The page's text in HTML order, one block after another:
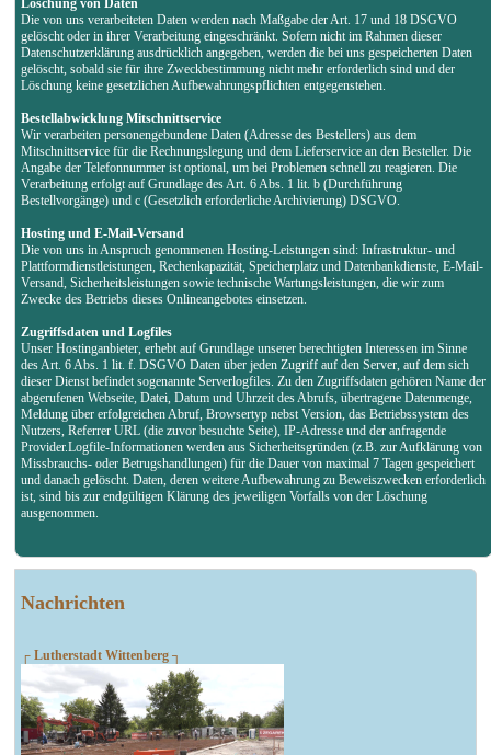
Nachrichten
┌ Lutherstadt Wittenberg ┐
Löschung von Daten
Die von uns verarbeiteten Daten werden nach Maßgabe der Art. 17 und 18 DSGVO
gelöscht oder in ihrer Verarbeitung eingeschränkt. Sofern nicht im Rahmen dieser
Datenschutzerklärung ausdrücklich angegeben, werden die bei uns gespeicherten Daten
gelöscht, sobald sie für ihre Zweckbestimmung nicht mehr erforderlich sind und der
Löschung keine gesetzlichen Aufbewahrungspflichten entgegenstehen.
Bestellabwicklung Mitschnittservice
Wir verarbeiten personengebundene Daten (Adresse des Bestellers) aus dem
Mitschnittservice für die Rechnungslegung und dem Lieferservice an den Besteller. Die
Angabe der Telefonnummer ist optional, um bei Problemen schnell zu reagieren. Die
Verarbeitung erfolgt auf Grundlage des Art. 6 Abs. 1 lit. b (Durchführung
Bestellvorgänge) und c (Gesetzlich erforderliche Archivierung) DSGVO.
Hosting und E-Mail-Versand
Die von uns in Anspruch genommenen Hosting-Leistungen sind: Infrastruktur- und
Plattformdienstleistungen, Rechenkapazität, Speicherplatz und Datenbankdienste, E-Mail-
Versand, Sicherheitsleistungen sowie technische Wartungsleistungen, die wir zum
Zwecke des Betriebs dieses Onlineangebotes einsetzen.
Zugriffsdaten und Logfiles
Unser Hostinganbieter, erhebt auf Grundlage unserer berechtigten Interessen im Sinne
des Art. 6 Abs. 1 lit. f. DSGVO Daten über jeden Zugriff auf den Server, auf dem sich
dieser Dienst befindet sogenannte Serverlogfiles. Zu den Zugriffsdaten gehören Name der
abgerufenen Webseite, Datei, Datum und Uhrzeit des Abrufs, übertragene Datenmenge,
Meldung über erfolgreichen Abruf, Browsertyp nebst Version, das Betriebssystem des
Nutzers, Referrer URL (die zuvor besuchte Seite), IP-Adresse und der anfragende
Provider.Logfile-Informationen werden aus Sicherheitsgründen (z.B. zur Aufklärung von
Missbrauchs- oder Betrugshandlungen) für die Dauer von maximal 7 Tagen gespeichert
und danach gelöscht. Daten, deren weitere Aufbewahrung zu Beweiszwecken erforderlich
ist, sind bis zur endgültigen Klärung des jeweiligen Vorfalls von der Löschung
ausgenommen.